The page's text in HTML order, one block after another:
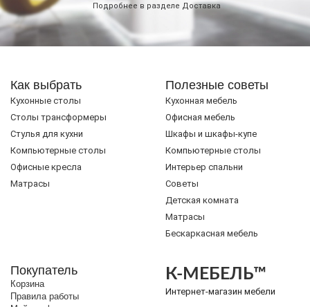
Подробнее в разделе Доставка
Как выбрать
Кухонные столы
Cтолы трансформеры
Стулья для кухни
Компьютерные столы
Офисные кресла
Матрасы
Полезные советы
Кухонная мебель
Офисная мебель
Шкафы и шкафы-купе
Компьютерные столы
Интерьер спальни
Советы
Детская комната
Матрасы
Бескаркасная мебель
Покупатель
Корзина
Правила работы
К-МЕБЕЛЬ™
Интернет-магазин мебели